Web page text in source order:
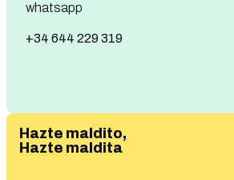
whatsapp
+34 644 229 319
Hazte maldito,
Hazte maldita